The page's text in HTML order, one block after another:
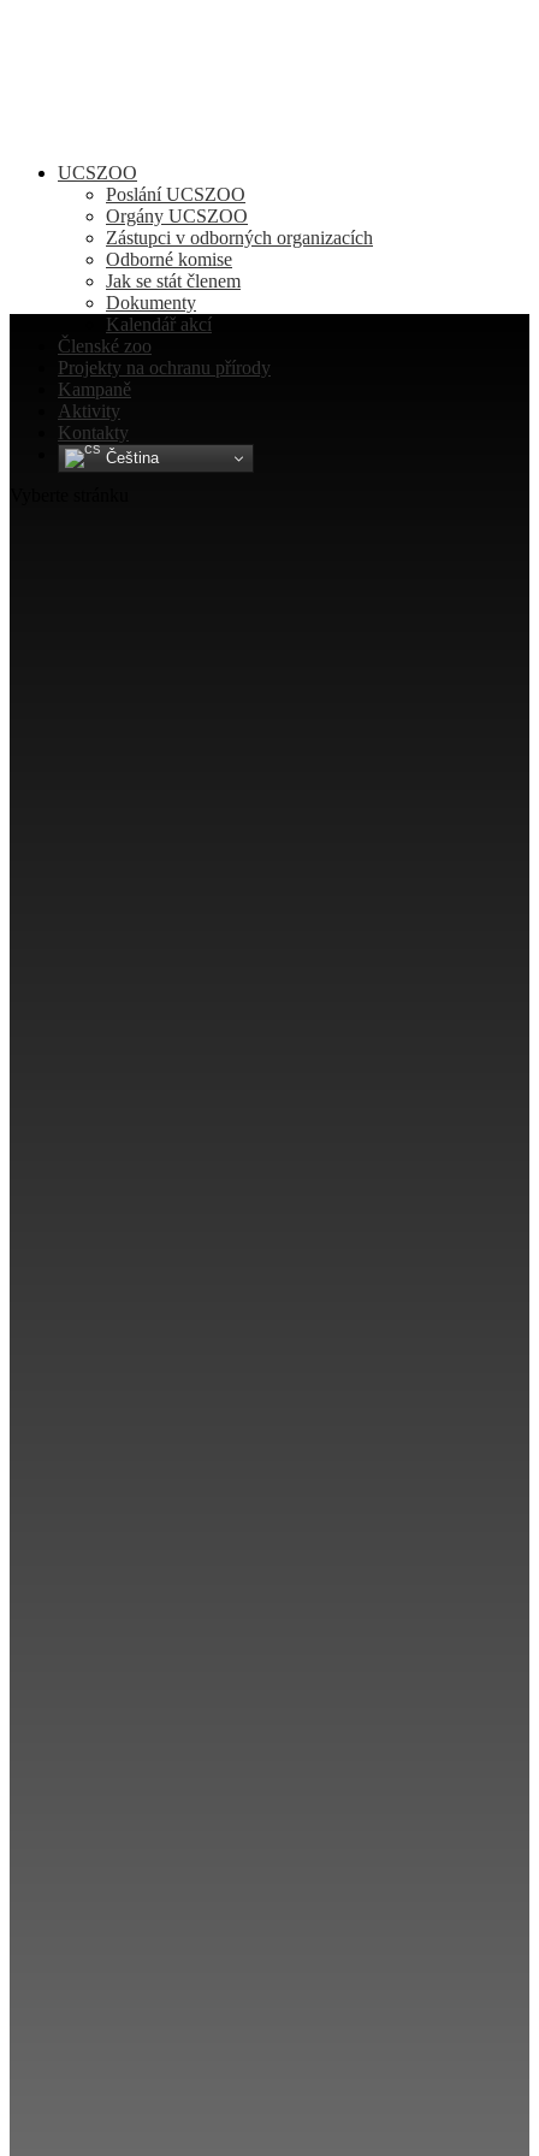
UCSZOO
Poslání UCSZOO
Orgány UCSZOO
Zástupci v odborných organizacích
Odborné komise
Jak se stát členem
Dokumenty
Kalendář akcí
Členské zoo
Projekty na ochranu přírody
Kampaně
Aktivity
Kontakty
Čeština‎